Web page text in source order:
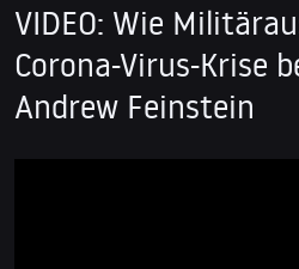
VIDEO: Wie
Corona-Virus-Krise
Andrew Feinstein